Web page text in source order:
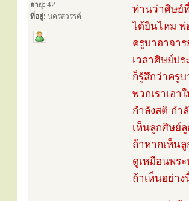
อายุ: 42
ที่อยู่: นครสวรรค์
ท่านว่าศิษย์
ได้ยินไหม
ครูบาอาจา
เวลาศิษย์ป
ก็รู้สึกว่าครูบ
พวกเราเอา
กำลังสติ กำ
เห็นลูกศิษย์
ถ้าหากเห็นลู
ดูเหมือนพร
ถ้าเห็นอย่า